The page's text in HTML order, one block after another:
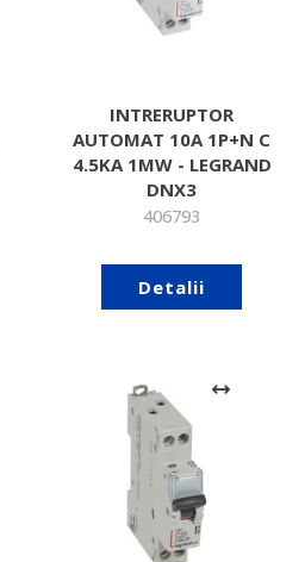
INTRERUPTOR
AUTOMAT 10A 1P+N C
4.5KA 1MW - LEGRAND
DNX3
406793
Detalii